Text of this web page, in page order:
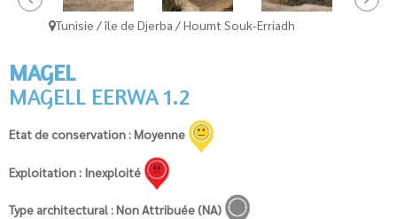
Tunisie / île de Djerba / Houmt Souk-Erriadh
MAGEL
MAGELL EERWA 1.2
Etat de conservation : Moyenne
Exploitation : Inexploité
Type architectural : Non Attribuée (NA)